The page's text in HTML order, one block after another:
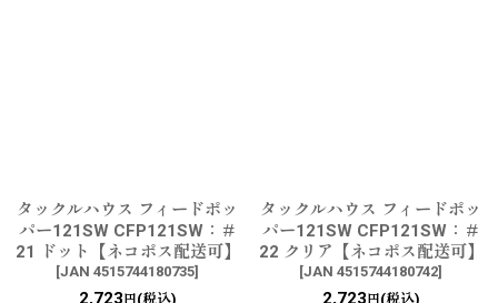
タックルハウス フィードポッ
パー121SW CFP121SW：＃
21 ドット【ネコポス配送可】
[JAN 4515744180735]
2,723 円(税込)
タックルハウス フィードポッ
パー121SW CFP121SW：＃
22 クリア【ネコポス配送可】
[JAN 4515744180742]
2,723 円(税込)